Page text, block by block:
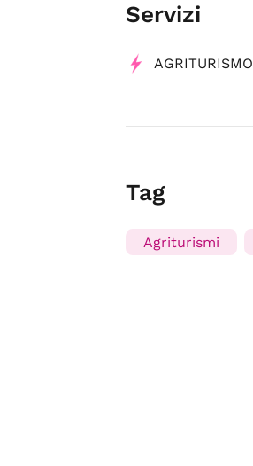
Servizi
AGRITURISMO
Tag
Agriturismi